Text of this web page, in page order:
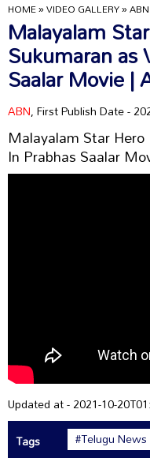
HOME»VIDEO GALLERY»
Malayalam
Sukumaran as
Saalar Movie |
ABN, First Publish Date -
Malayalam Star
In Prabhas Saalar
Updated at - 2021-10-
Tags
#Telugu News